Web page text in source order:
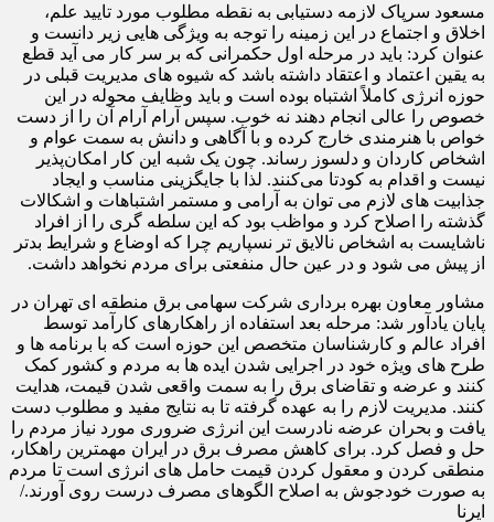
مسعود سرپاک لازمه دستیابی به نقطه مطلوب مورد تایید علم،
اخلاق و اجتماع در این زمینه را توجه به ویژگی هایی زیر دانست و
عنوان کرد: باید در مرحله اول حکمرانی که بر سر کار می آید قطع
به یقین اعتماد و اعتقاد داشته باشد که شیوه‌ های مدیریت قبلی در
حوزه انرژی کاملاً اشتباه بوده است و باید وظایف محوله در این
خصوص را عالی انجام دهند نه خوب. سپس آرام آرام آن را از دست
خواص با هنرمندی خارج کرده و با آگاهی و دانش به سمت عوام و
اشخاص کاردان و دلسوز رساند. چون یک شبه این کار امکان‌پذیر
نیست و اقدام به کودتا می‌کنند. لذا با جایگزینی مناسب و ایجاد
جذابیت های لازم می توان به آرامی و مستمر اشتباهات و اشکالات
گذشته را اصلاح کرد و مواظب بود که این‌ سلطه گری را از افراد
ناشایست به اشخاص نالایق‌ تر نسپاریم چرا که اوضاع و شرایط بدتر
از پیش می شود و در عین حال منفعتی برای مردم نخواهد داشت.
مشاور معاون بهره برداری شرکت سهامی برق منطقه ای تهران در
پایان یادآور شد: مرحله بعد استفاده از راهکارهای کارآمد توسط
افراد عالم و کارشناسان‌ متخصص این حوزه است که با برنامه ها و
طرح‌ های ویژه خود در اجرایی شدن ایده ها به مردم و کشور کمک
کنند و عرضه و تقاضای برق را به سمت واقعی شدن قیمت، هدایت
کنند. مدیریت لازم را به عهده گرفته تا به نتایج مفید و مطلوب دست
یافت و بحران عرضه نادرست این انرژی ضروری مورد نیاز مردم را
حل و فصل کرد. برای کاهش مصرف برق در ایران مهمترین راهکار،
منطقی کردن و معقول کردن قیمت حامل های انرژی است تا مردم
به صورت خودجوش به اصلاح الگوهای مصرف درست روی آورند./
ایرنا